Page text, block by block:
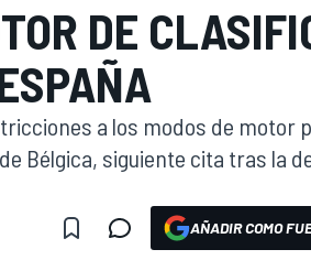
DE
a los modos de motor
Bélgica, siguiente cita tras la
AÑADIR COMO